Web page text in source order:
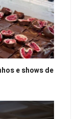
e shows de